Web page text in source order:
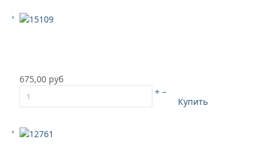
675,00 руб
+ –
Купить